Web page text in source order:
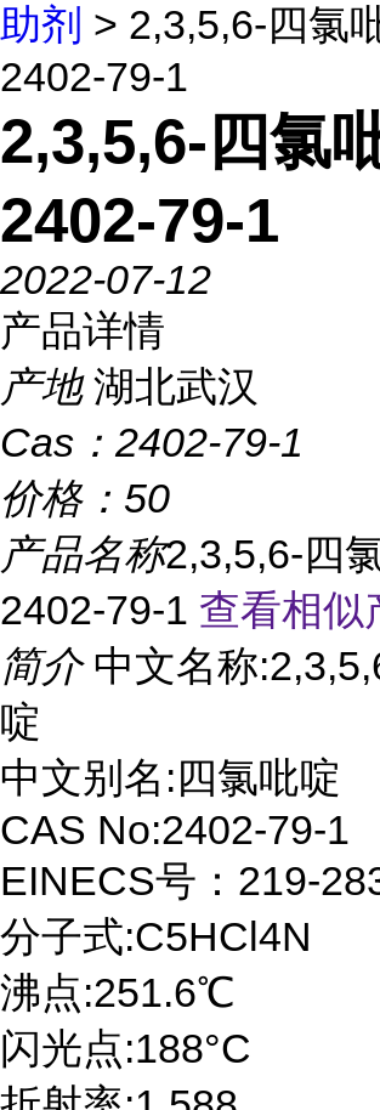
助剂 > 2,3,5,6-四氯
2402-79-1
2,3,5,6-四氯
2402-79-1
2022-07-12
产品详情
产地 湖北武汉
Cas： 2402-79-1
价格： 50
产品名称2,3,5,6-四
2402-79-1 查看相
简介 中文名称
啶
中文别名:四氯吡啶
CAS No:2402-79-1
EINECS号：219-
分子式:C5HCl4N
沸点:251.6℃
闪光点:188°C